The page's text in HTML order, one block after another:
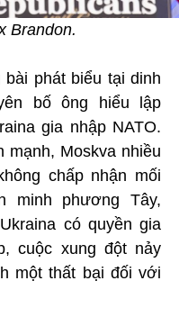
Brandon.
phát biểu tại dinh
bố ông hiểu lập
gia nhập NATO.
mạnh, Moskva nhiều
chấp nhận mối
minh phương Tây,
có quyền gia
cuộc xung đột nảy
một thất bại đối với